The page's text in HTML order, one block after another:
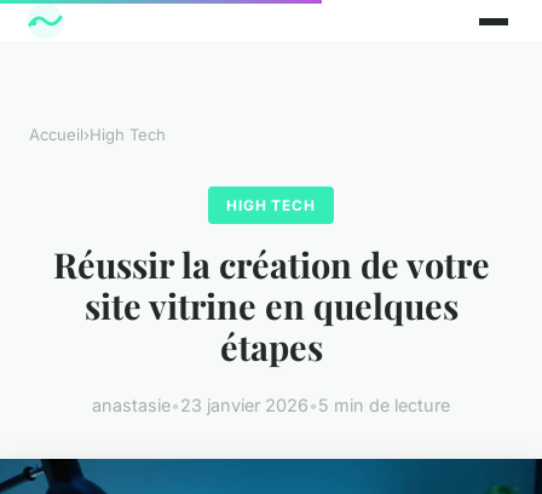
Accueil›High Tech
HIGH TECH
Réussir la création de votre
site vitrine en quelques
étapes
anastasie•23 janvier 2026•5 min de lecture